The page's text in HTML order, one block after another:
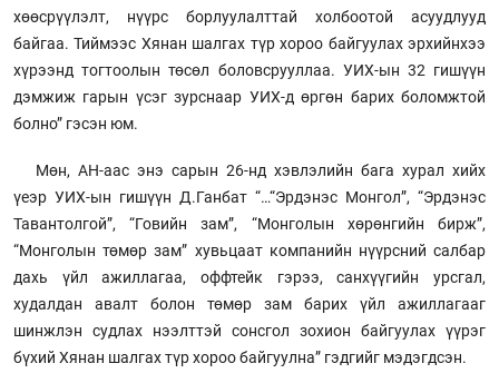
хөөсрүүлэлт, нүүрс борлуулалттай холбоотой асуудлууд
байгаа. Тиймээс Хянан шалгах түр хороо байгуулах эрхийнхээ
хүрээнд тогтоолын төсөл боловсрууллаа. УИХ-ын 32 гишүүн
дэмжиж гарын үсэг зурснаар УИХ-д өргөн барих боломжтой
болно” гэсэн юм.
Мөн, АН-аас энэ сарын 26-нд хэвлэлийн бага хурал хийх
үеэр УИХ-ын гишүүн Д.Ганбат “…“Эрдэнэс Монгол”, “Эрдэнэс
Тавантолгой”, “Говийн зам”, “Монголын хөрөнгийн бирж”,
“Монголын төмөр зам” хувьцаат компанийн нүүрсний салбар
дахь үйл ажиллагаа, оффтейк гэрээ, санхүүгийн урсгал,
худалдан авалт болон төмөр зам барих үйл ажиллагааг
шинжлэн судлах нээлттэй сонсгол зохион байгуулах үүрэг
бүхий Хянан шалгах түр хороо байгуулна” гэдгийг мэдэгдсэн.